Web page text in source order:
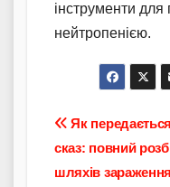
інструменти
нейтропенією.
Навігація
записів
Як передається
сказ: повний
шляхів